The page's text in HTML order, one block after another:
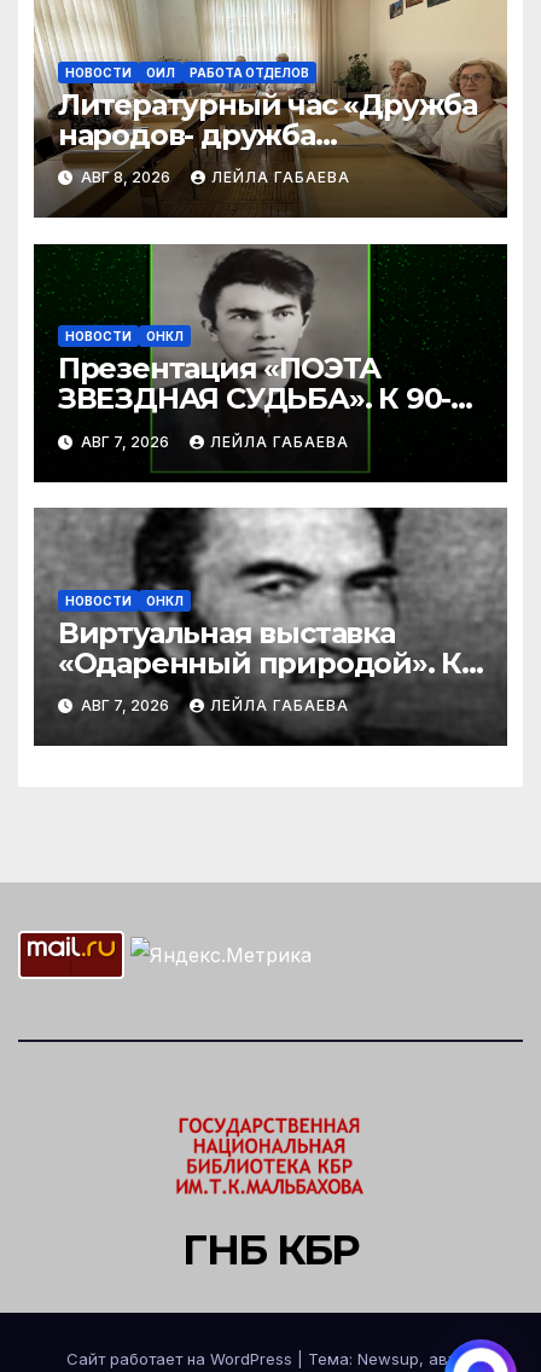
НОВОСТИ ОИЛ РАБОТА ОТДЕЛОВ
Литературный час «Дружба
народов- дружба
литератур»
АВГ 8, 2026 ЛЕЙЛА ГАБАЕВА
НОВОСТИ ОНКЛ
Презентация «ПОЭТА
ЗВЕЗДНАЯ СУДЬБА». К 90-
летию Ибрагима Бабаева.
АВГ 7, 2026 ЛЕЙЛА ГАБАЕВА
НОВОСТИ ОНКЛ
Виртуальная выставка
«Одаренный природой». К
90-летию со дня рождения
Ибрагима Бабаева
АВГ 7, 2026 ЛЕЙЛА ГАБАЕВА
ГНБ КБР
Сайт работает на WordPress Тема: Newsup, автор